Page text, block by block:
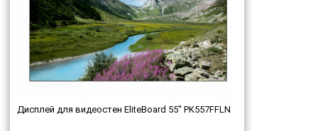
Дисплей для видеостен EliteBoard 55" PK557FFLN